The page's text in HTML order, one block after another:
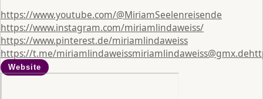
https://www.youtube.com/@MiriamSeelenreisende
https://www.instagram.com/miriamlindaweiss/
https://www.pinterest.de/miriamlindaweiss
https://t.me/miriamlindaweissmiriamlindaweiss@gmx.de
Website